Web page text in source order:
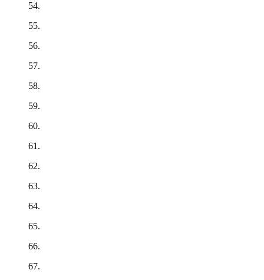
54.
55.
56.
57.
58.
59.
60.
61.
62.
63.
64.
65.
66.
67.